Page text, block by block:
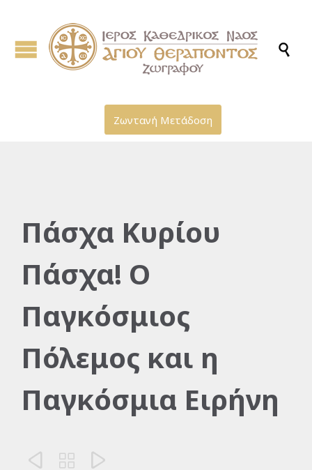

Ζωντανή Μετάδοση
Πάσχα Κυρίου
Πάσχα! Ο
Παγκόσμιος
Πόλεμος και η
Παγκόσμια Ειρήνη
  